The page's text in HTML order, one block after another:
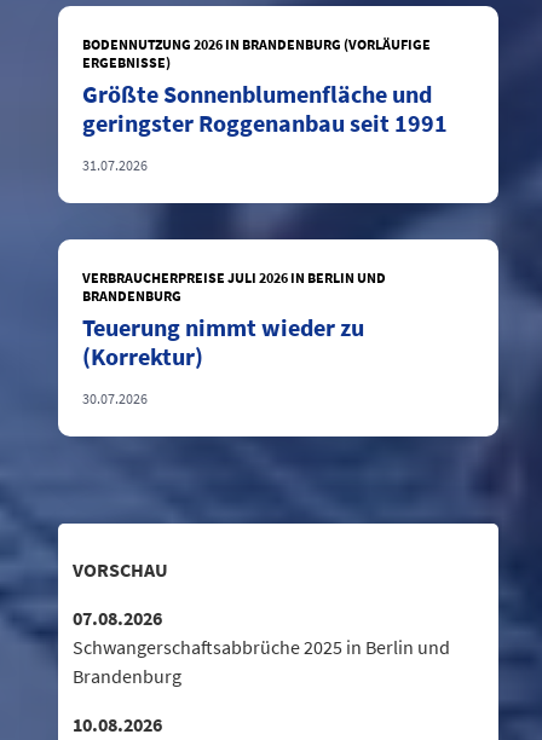
BODENNUTZUNG 2026 IN BRANDENBURG (VORLÄUFIGE
ERGEBNISSE)
Größte Sonnenblumenfläche und
geringster Roggenanbau seit 1991
31.07.2026
VERBRAUCHERPREISE JULI 2026 IN BERLIN UND
BRANDENBURG
Teuerung nimmt wieder zu
(Korrektur)
30.07.2026
VORSCHAU
07.08.2026
Schwangerschaftsabbrüche 2025 in Berlin und
Brandenburg
10.08.2026